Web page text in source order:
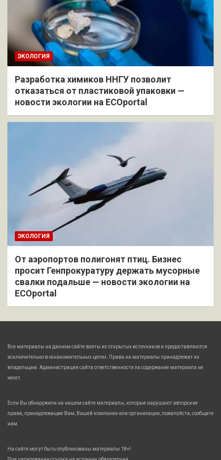
ЭКОЛОГИЯ
Разработка химиков ННГУ позволит
отказаться от пластиковой упаковки —
новости экологии на ECOportal
ЭКОЛОГИЯ
От аэропортов полигонят птиц. Бизнес
просит Генпрокуратуру держать мусорные
свалки подальше — новости экологии на
ECOportal
Все материалы на данном сайте взяты из открытых источников и предоставляются
исключительно в ознакомительных целях. Права на материалы принадлежат их
владельцам. Администрация сайта ответственности за содержание материала не
несет.
Если Вы обнаружили на нашем сайте материалы, которые нарушают авторские
права, принадлежащие Вам, Вашей компании или организации, пожалуйста, сообщите
нам.
На сайте могут быть опубликованы материалы 18+!